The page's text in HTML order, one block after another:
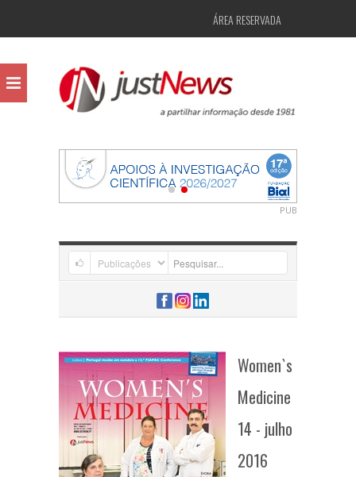
ÁREA RESERVADA
PUB
Women`s
Medicine
14 - julho
2016